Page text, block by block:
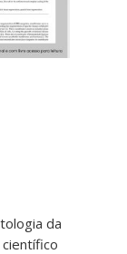
da